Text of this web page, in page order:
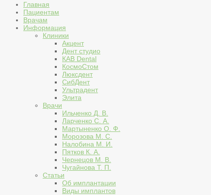
Главная
Пациентам
Врачам
Информация
Клиники
Акцент
Дент студио
КАВ Dental
КосмоСтом
Люксдент
СибДент
Ультрадент
Элита
Врачи
Ильченко Д. В.
Ларченко С. А.
Мартыненко О. Ф.
Морозова М. С.
Налобина М. И.
Пятков К. А.
Чернецов М. В.
Чугайнова Т. П.
Статьи
Об имплантации
Виды имплантов